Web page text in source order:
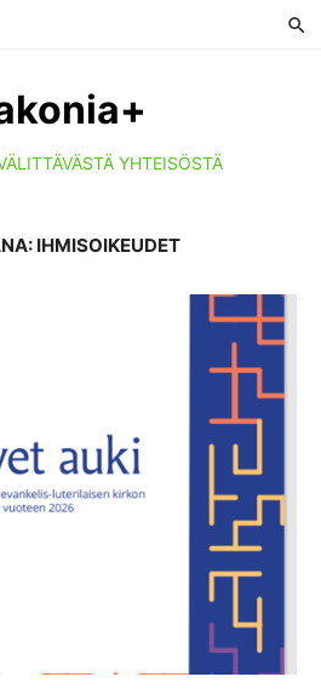
YHTEISÖSTÄ
IHMISOIKEUDET